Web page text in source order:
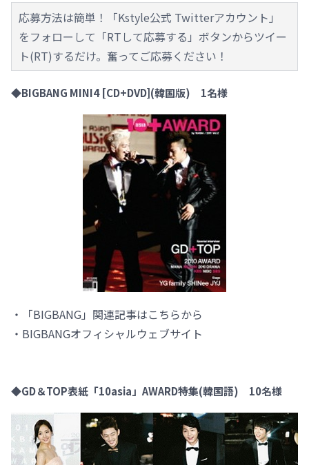
応募方法は簡単！「Kstyle公式 Twitterアカウント」
をフォローして「RTして応募する」ボタンからツイー
ト(RT)するだけ。奮ってご応募ください！
◆BIGBANG MINI4 [CD+DVD](韓国版) 1名様
・「BIGBANG」関連記事はこちらから
・BIGBANGオフィシャルウェブサイト
◆GD＆TOP表紙「10asia」AWARD特集(韓国語) 10名様